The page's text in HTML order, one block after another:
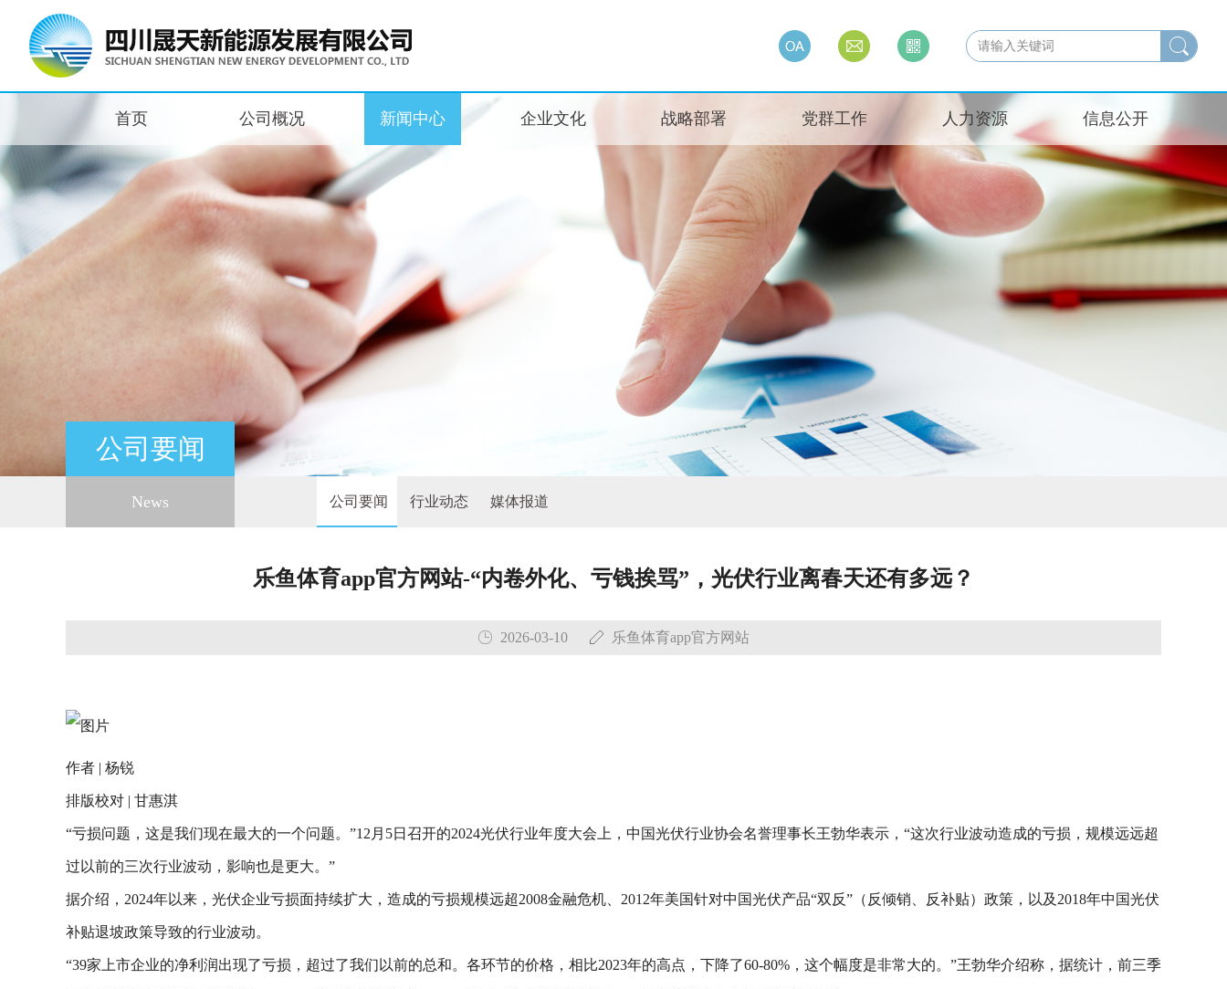
首页 公司概况 新闻中心 企业文化 战略部署 党群工作 人力资源 信息公开
公司要闻
News 公司要闻 行业动态 媒体报道
乐鱼体育app官方网站-“内卷外化、亏钱挨骂”，光伏行业离春天还有多远？
2026-03-10 乐鱼体育app官方网站
作者 | 杨锐‍‍‍
排版校对 | 甘惠淇
“亏损问题，这是我们现在最大的一个问题。”12月5日召开的2024光伏行业年度大会上，中国光伏行业协会名誉理事长王勃华表示，“这次行业波动造成的亏损，规模远远超
过以前的三次行业波动，影响也是更大。”
据介绍，2024年以来，光伏企业亏损面持续扩大，造成的亏损规模远超2008金融危机、2012年美国针对中国光伏产品“双反”（反倾销、反补贴）政策，以及2018年中国光伏
补贴退坡政策导致的行业波动。
“39家上市企业的净利润出现了亏损，超过了我们以前的总和。各环节的价格，相比2023年的高点，下降了60-80%，这个幅度是非常大的。”王勃华介绍称，据统计，前三季